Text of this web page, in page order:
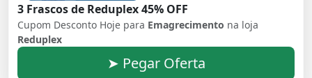
3 Frascos de Reduplex 45% OFF
Cupom Desconto Hoje para Emagrecimento na loja
Reduplex
➤ Pegar Oferta